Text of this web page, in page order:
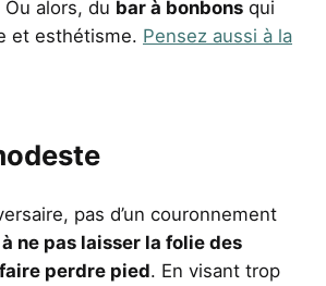
alors, du bar à bonbons qui
et esthétisme. Pensez aussi à la
pas d’un couronnement
ne pas laisser la folie des
perdre pied. En visant trop